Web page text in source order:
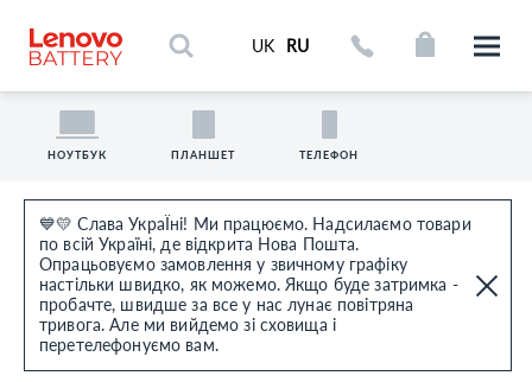
💙💛 Слава УкраЇні! Ми працюємо. Надсилаємо товари
по всій Україні, де відкрита Нова Пошта.
Опрацьовуємо замовлення у звичному графіку
настільки швидко, як можемо. Якщо буде затримка -
пробачте, швидше за все у нас лунає повітряна
тривога. Але ми вийдемо зі сховища і
перетелефонуємо вам.
UK RU
НОУТБУК ПЛАНШЕТ ТЕЛЕФОН